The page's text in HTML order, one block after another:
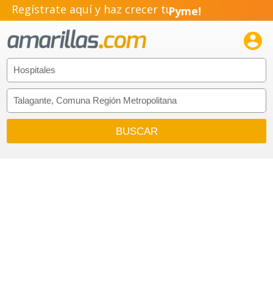
Regístrate aquí y haz crecer tuPyme!
Emprendimiento!
